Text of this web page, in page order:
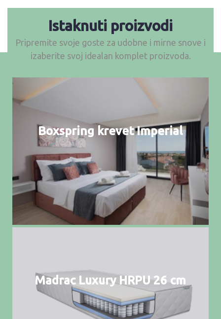
Istaknuti proizvodi
Pripremite svoje goste za udobne i mirne snove i
izaberite svoj idealan komplet proizvoda.
Boxspring krevet Imperial
Madrac Luxury HRPU 26 cm